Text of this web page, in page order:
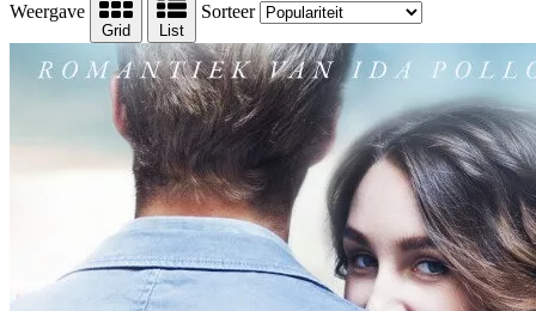
Weergave
Grid List
Sorteer